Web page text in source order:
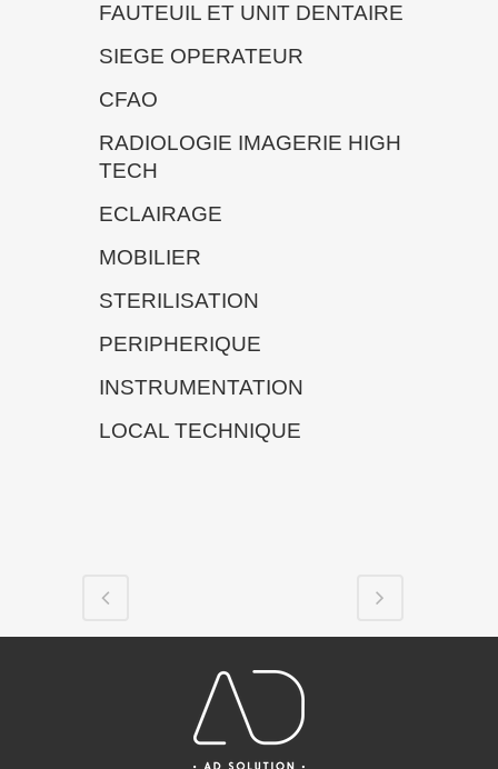
FAUTEUIL ET UNIT DENTAIRE
SIEGE OPERATEUR
CFAO
RADIOLOGIE IMAGERIE HIGH
TECH
ECLAIRAGE
MOBILIER
STERILISATION
PERIPHERIQUE
INSTRUMENTATION
LOCAL TECHNIQUE